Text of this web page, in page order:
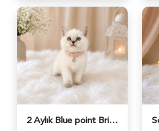
2 Aylık Blue point British Shorthair Nazlı Kızımız - 4642